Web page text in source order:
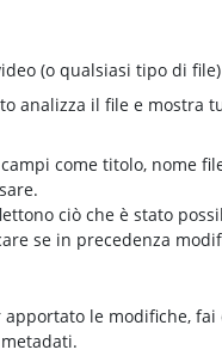
(o qualsiasi tipo di
analizza il file e mostra
come titolo, nome
ciò che è stato
se in precedenza
apportato le modifiche,